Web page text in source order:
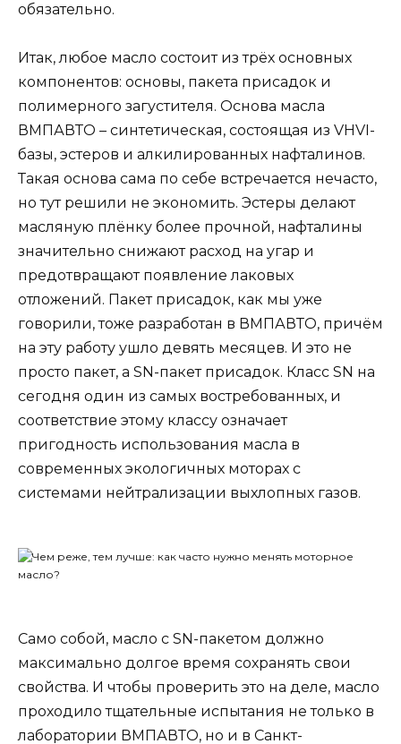
обязательно.
Итак, любое масло состоит из трёх основных
компонентов: основы, пакета присадок и
полимерного загустителя. Основа масла
ВМПАВТО – синтетическая, состоящая из VHVI-
базы, эстеров и алкилированных нафталинов.
Такая основа сама по себе встречается нечасто,
но тут решили не экономить. Эстеры делают
масляную плёнку более прочной, нафталины
значительно снижают расход на угар и
предотвращают появление лаковых
отложений. Пакет присадок, как мы уже
говорили, тоже разработан в ВМПАВТО, причём
на эту работу ушло девять месяцев. И это не
просто пакет, а SN-пакет присадок. Класс SN на
сегодня один из самых востребованных, и
соответствие этому классу означает
пригодность использования масла в
современных экологичных моторах с
системами нейтрализации выхлопных газов.
Само собой, масло с SN-пакетом должно
максимально долгое время сохранять свои
свойства. И чтобы проверить это на деле, масло
проходило тщательные испытания не только в
лаборатории ВМПАВТО, но и в Санкт-